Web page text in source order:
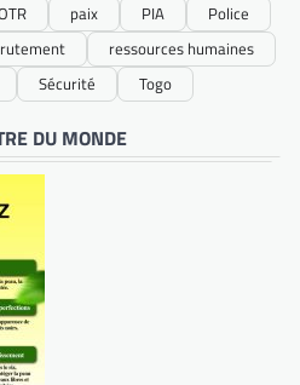
paix PIA
Police
ressources humaines
Sécurité Togo
DU MONDE